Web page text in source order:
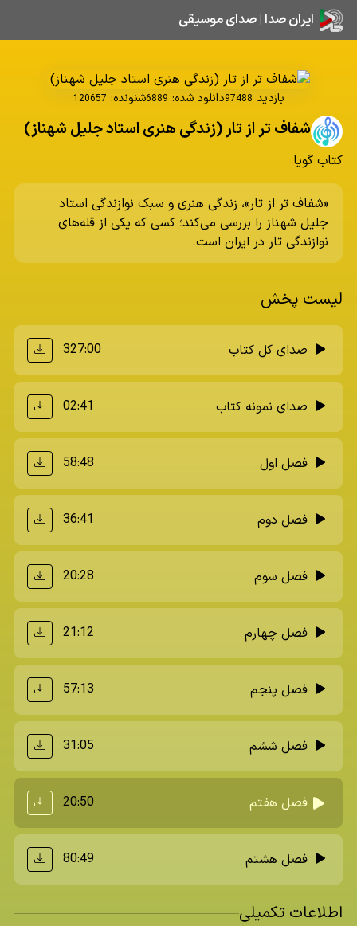
ایران صدا | صدای موسیقی
بازدید 97488دانلود شده: 6889شنونده: 120657
شفاف تر از تار (زندگی هنری استاد جلیل شهناز)
کتاب گویا
«شفاف تر از تار»، زندگی هنری و سبک نوازندگی استاد
جلیل شهناز را بررسی می‌کند؛ کسی که یکی از قله‌های
نوازندگی تار در ایران است.
لیست پخش
صدای کل کتاب 327:00
صدای نمونه کتاب 02:41
فصل اول 58:48
فصل دوم 36:41
فصل سوم 20:28
فصل چهارم 21:12
فصل پنجم 57:13
فصل ششم 31:05
فصل هفتم 20:50
فصل هشتم 80:49
اطلاعات تکمیلی